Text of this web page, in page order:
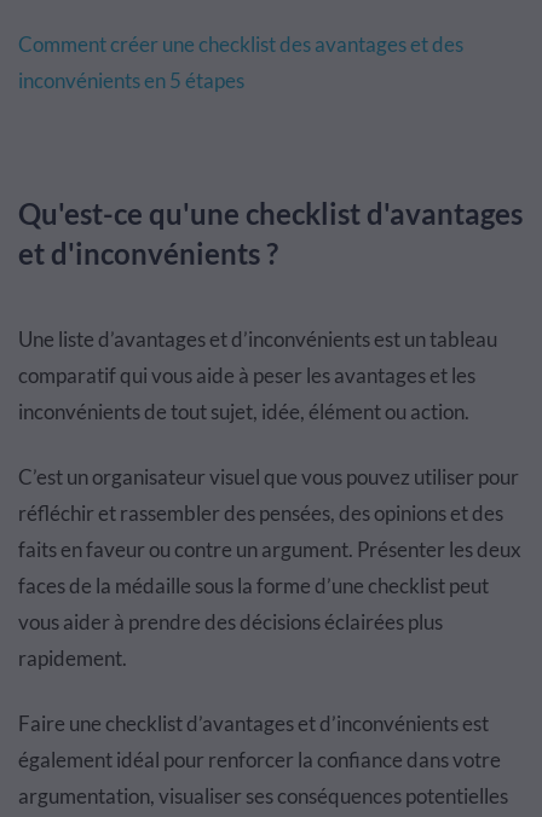
Comment créer une checklist des avantages et des
inconvénients en 5 étapes
Qu'est-ce qu'une checklist d'avantages
et d'inconvénients ?
Une liste d’avantages et d’inconvénients est un tableau
comparatif qui vous aide à peser les avantages et les
inconvénients de tout sujet, idée, élément ou action.
C’est un organisateur visuel que vous pouvez utiliser pour
réfléchir et rassembler des pensées, des opinions et des
faits en faveur ou contre un argument. Présenter les deux
faces de la médaille sous la forme d’une checklist peut
vous aider à prendre des décisions éclairées plus
rapidement.
Faire une checklist d’avantages et d’inconvénients est
également idéal pour renforcer la confiance dans votre
argumentation, visualiser ses conséquences potentielles